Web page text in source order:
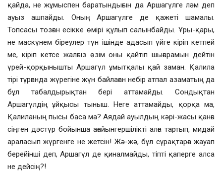
қайда, не жұмыспен баратындығын да Аршагүлге ләм деп
ауыз ашпайды. Оның Аршагүлге де қажеті шамалы.
Топсасы тозған есікке өмірі құлып салынбайды. Ұры-қары,
не маскүнем біреулер түн ішінде адасып үйге кіріп кетпей
ме, кіріп кетсе жалғыз өзім оны қайтіп шығарамын дейтін
үрей-қорқынышты Аршагүл ұмытқалы қай заман. Қалила
тірі тұрғанда жүрегіне жүн байлаған небір атпал азаматың да
бұл табалдырықтан бері аттамайды. Сондықтан
Аршагүлдің ұйқысы тыныш. Неге аттамайды, қорқа ма,
Қалиланың пысы баса ма? Аядай ауылдың кәрі-жасы қанға
сіңген дәстүр бойынша ағайынгершілікті алға тартып, мидай
араласып жүргенге не жетсін! Жә-жә, бұл сұрақтарға жауап
берейінші деп, Аршагүл де қиналмайды, тіпті қаперге алса
не дейсің?!